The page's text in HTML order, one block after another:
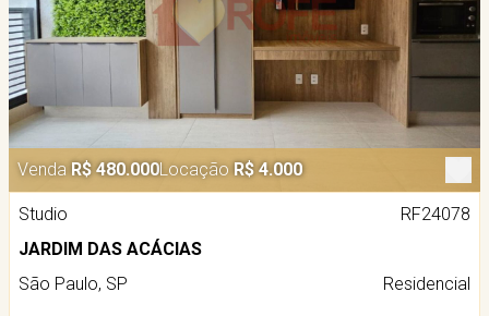
Venda R$ 480.000Locação R$ 4.000
Studio
RF24078
JARDIM DAS ACÁCIAS
São Paulo, SP
Residencial